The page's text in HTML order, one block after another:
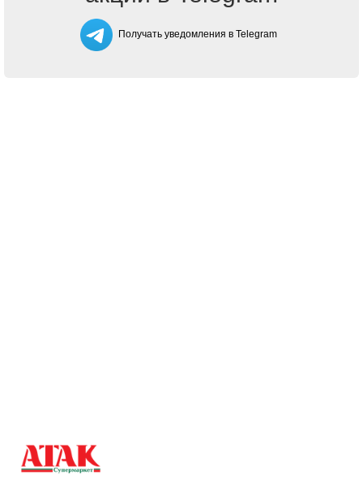
Получать уведомления в Telegram